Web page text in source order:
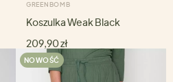
GREENBOMB
Koszulka Weak Black
209,90 zł
NOWOŚĆ